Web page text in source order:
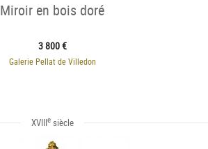
Miroir en bois doré
3 800 €
Galerie Pellat de Villedon
XVIIIesiècle